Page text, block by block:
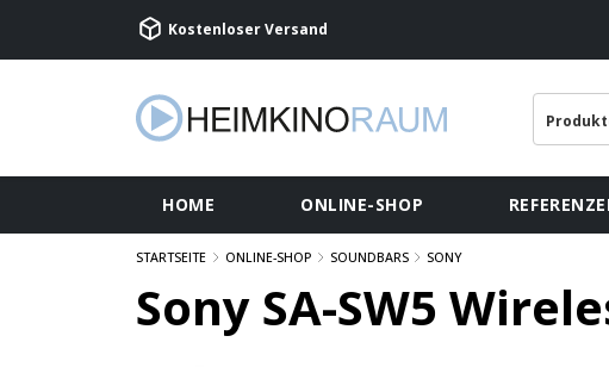
Kostenloser Versand
HOME ONLINE-SHOP
STARTSEITE ONLINE-SHOP SOUNDBARS SONY
Sony SA-SW5